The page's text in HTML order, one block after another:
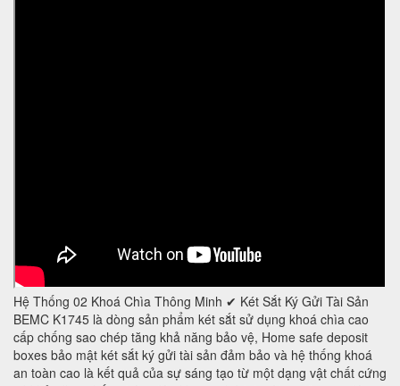
Hệ Thống 02 Khoá Chìa Thông Minh ✔ Két Sắt Ký Gửi Tài Sản
BEMC K1745 là dòng sản phẩm két sắt sử dụng khoá chìa cao
cấp chống sao chép tăng khả năng bảo vệ, Home safe deposit
boxes bảo mật két sắt ký gửi tài sản đảm bảo và hệ thống khoá
an toàn cao là kết quả của sự sáng tạo từ một dạng vật chất cứng